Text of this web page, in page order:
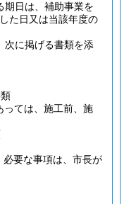
期日は、補助事業を
た日又は当該年度の
次に掲げる書類を添
っては、施工前、施
必要な事項は、市長が